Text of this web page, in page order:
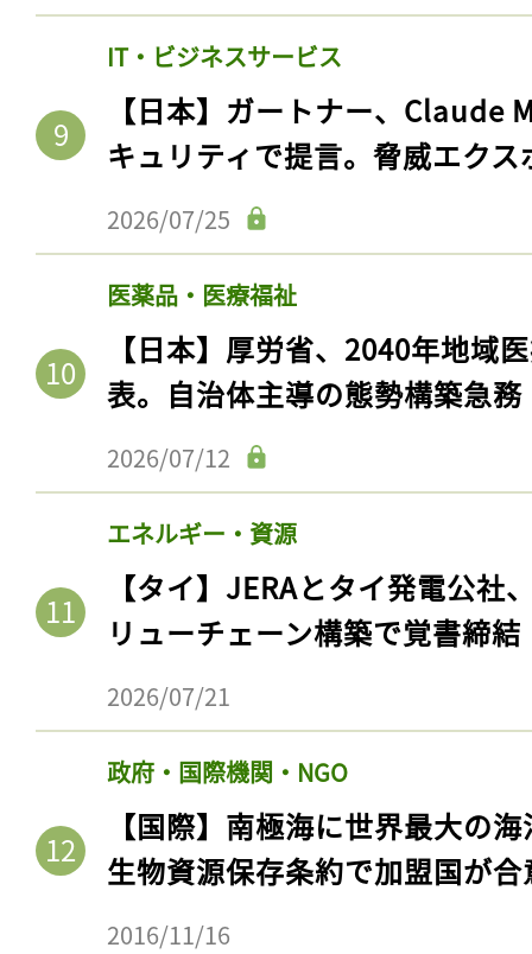
IT・ビジネスサービス
【日本】ガートナー、Claude
キュリティで提言。脅威エク
2026/07/25
医薬品・医療福祉
【日本】厚労省、2040年地域
表。自治体主導の態勢構築急務
2026/07/12
エネルギー・資源
【タイ】JERAとタイ発電公社
リューチェーン構築で覚書締結
2026/07/21
政府・国際機関・NGO
【国際】南極海に世界最大の
生物資源保存条約で加盟国が合
2016/11/16
記事をお気に入りに
ログインが必